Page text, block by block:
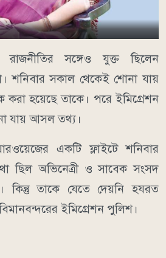
রাজনীতির সঙ্গেও যুক্ত ছিলেন
শনিবার সকাল থেকেই শোনা যায়
হয়েছে তাকে। পরে ইমিগ্রেশন
যায় আসল তথ্য।
একটি ফ্লাইটে শনিবার
ছিল অভিনেত্রী ও সাবেক সংসদ
কিন্তু তাকে যেতে দেয়নি হযরত
ইমিগ্রেশন পুলিশ।